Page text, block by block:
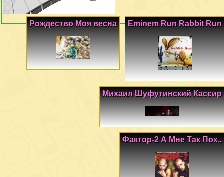
Eminem Run Rabbit Run
Рождество Моя весна
Михаил Шуфутинский Кассир
Фактор-2 А Мне Так Пох..